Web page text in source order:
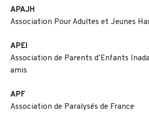
APAJH
Association Pour Adultes et Jeunes
APEI
Association de Parents d’Enfants
amis
APF
Association de Paralysés de France